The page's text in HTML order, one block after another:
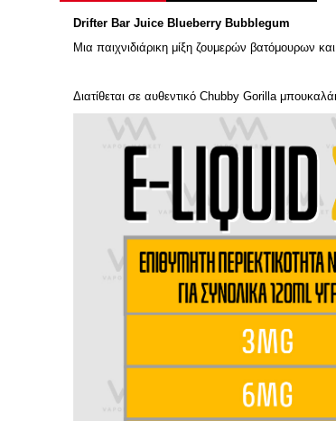
Drifter Bar Juice Blueberry Bubblegum
Μια παιχνιδιάρικη μίξη ζουμερών βατόμουρων
Διατίθεται σε αυθεντικό Chubby Gorilla